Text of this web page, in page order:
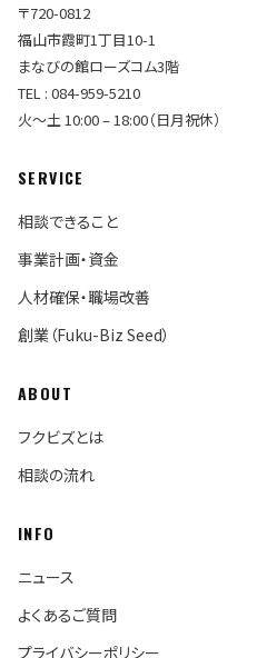
〒720-0812
福山市霞町1丁目10-1
まなびの館ローズコム3階
TEL : 084-959-5210
火〜土 10:00 – 18:00（日月祝休）
SERVICE
相談できること
事業計画・資金
人材確保・職場改善
創業（Fuku-Biz Seed）
ABOUT
フクビズとは
相談の流れ
INFO
ニュース
よくあるご質問
プライバシーポリシー